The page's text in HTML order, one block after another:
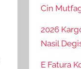
Cin
2026
Nasil
E Fatura